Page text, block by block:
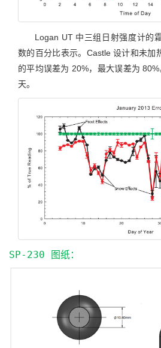
Logan UT 中三组日射强度计的
数的百分比表示。Castle 设计和未加
的平均误差为 20%，最大误差为
天。
SP-230 图纸：